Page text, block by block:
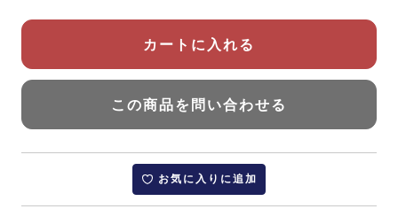
カートに入れる
この商品を問い合わせる
お気に入りに追加